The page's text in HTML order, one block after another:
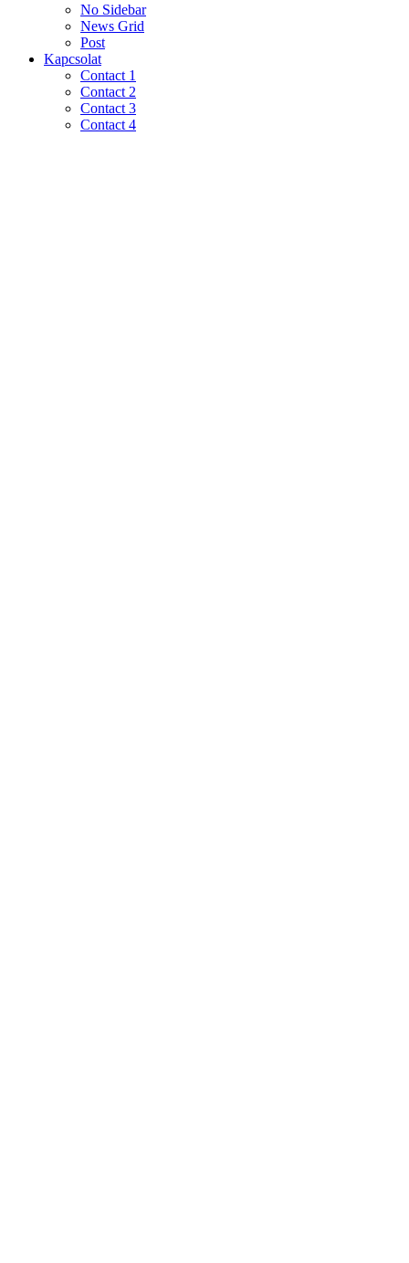
No Sidebar
News Grid
Post
Kapcsolat
Contact 1
Contact 2
Contact 3
Contact 4